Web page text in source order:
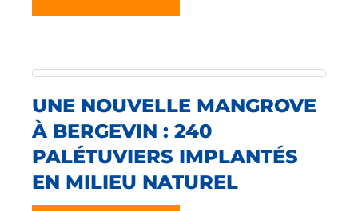
UNE NOUVELLE MANGROVE
À BERGEVIN : 240
PALÉTUVIERS IMPLANTÉS
EN MILIEU NATUREL